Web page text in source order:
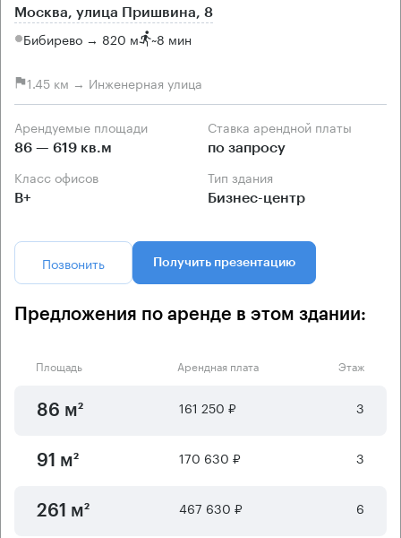
Москва, улица Пришвина, 8
Бибирево → 820 м ~8 мин
1.45 км → Инженерная улица
Арендуемые площади
86 — 619 кв.м
Ставка арендной платы
по запросу
Класс офисов
B+
Тип здания
Бизнес-центр
Позвонить Получить презентацию
Предложения по аренде в этом здании:
Площадь Арендная плата Этаж
86 м² 161 250 ₽ 3
91 м² 170 630 ₽ 3
261 м² 467 630 ₽ 6